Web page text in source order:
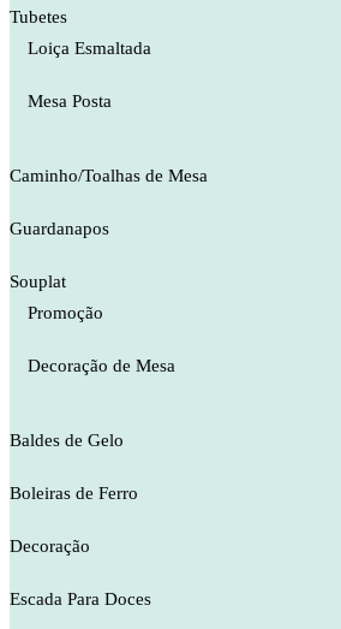
Tubetes
Loiça Esmaltada
Mesa Posta
Caminho/Toalhas de Mesa
Guardanapos
Souplat
Promoção
Decoração de Mesa
Baldes de Gelo
Boleiras de Ferro
Decoração
Escada Para Doces